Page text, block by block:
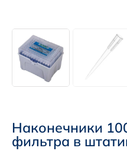
Наконечники
фильтра в